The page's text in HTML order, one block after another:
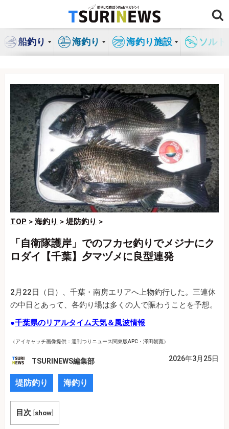
ン
船釣り 海釣り 海釣り施設 ソル
TOP > 海釣り >堤防釣り >
「自衛隊護岸」でのフカセ釣りでメジナにク
ロダイ【千葉】夕マヅメに良型連発
2月22日（日）、千葉・南房エリアへ上物釣行した。三連休
の中日とあって、各釣り場は多くの人で賑わうことを予想。
●千葉県のリアルタイム天気＆風波情報
（アイキャッチ画像提供：週刊つりニュース関東版APC・澤田朝寛）
TSURINEWS編集部 2026年3月25日
堤防釣り 海釣り
目次 [show]